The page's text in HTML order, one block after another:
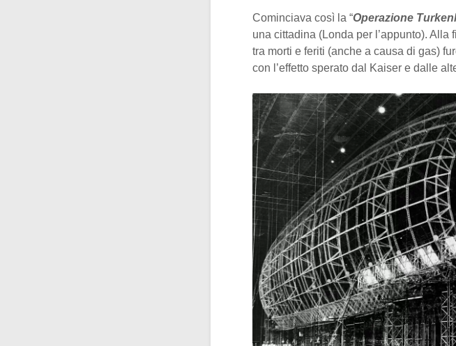
Cominciava così la “Operazione
una cittadina (Londa per l’appunto).
tra morti e feriti (anche a causa di gas)
con l’effetto sperato dal Kaiser e dalle